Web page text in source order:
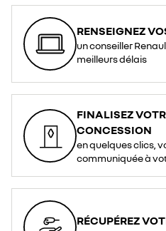
RENSEIGNEZ
un conseiller
meilleurs délais
FINALISEZ
CONCESSION
en quelques clics,
communiquée à
RÉCUPÉREZ